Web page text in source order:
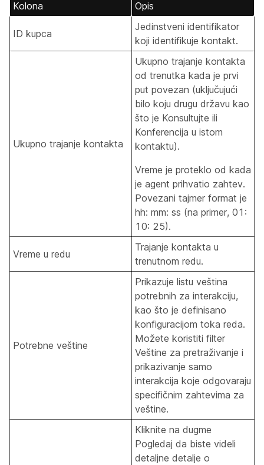
Kolona Opis
ID kupca
Jedinstveni identifikator
koji identifikuje kontakt.
Ukupno trajanje kontakta
Ukupno trajanje kontakta
od trenutka kada je prvi
put povezan (uključujući
bilo koju drugu državu kao
što je Konsultujte ili
Konferencija u istom
kontaktu).
Vreme je proteklo od kada
je agent prihvatio zahtev.
Povezani tajmer format je
hh: mm: ss (na primer, 01:
10: 25).
Vreme u redu
Trajanje kontakta u
trenutnom redu.
Potrebne veštine
Prikazuje listu veština
potrebnih za interakciju,
kao što je definisano
konfiguracijom toka reda.
Možete koristiti filter
Veštine za pretraživanje i
prikazivanje samo
interakcija koje odgovaraju
specifičnim zahtevima za
veštine.
Kliknite na dugme
Pogledaj da biste videli
detaljne detalje o